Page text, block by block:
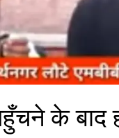
के